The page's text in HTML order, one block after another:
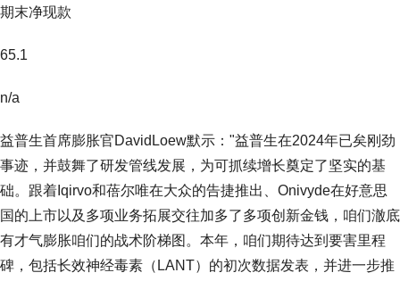
期末净现款
65.1
n/a
益普生首席膨胀官DavidLoew默示："益普生在2024年已矣刚劲
事迹，并鼓舞了研发管线发展，为可抓续增长奠定了坚实的基
础。跟着Iqirvo和蓓尔唯在大众的告捷推出、Onivyde在好意思
国的上市以及多项业务拓展交往加多了多项创新金钱，咱们澈底
有才气膨胀咱们的战术阶梯图。本年，咱们期待达到要害里程
碑，包括长效神经毒素（LANT）的初次数据发表，并进一步推